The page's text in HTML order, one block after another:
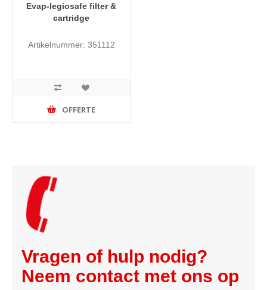
Evap-legiosafe filter &
cartridge
Artikelnummer: 351112
OFFERTE
Vragen of hulp nodig?
Neem contact met ons op